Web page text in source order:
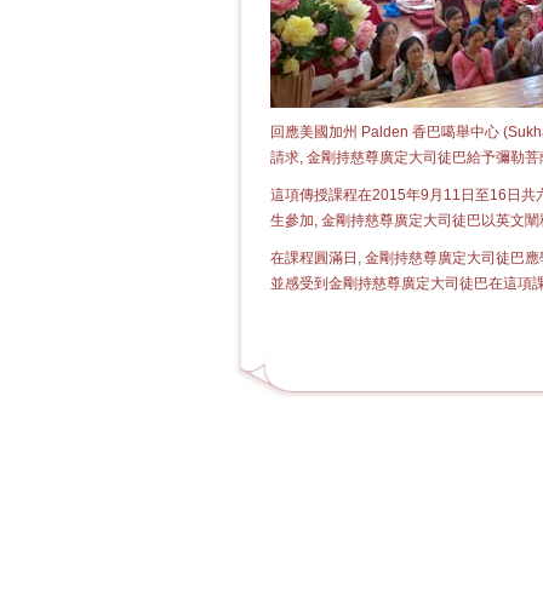
回應美國加州 Palden 香巴噶舉中心
請求, 金剛持慈尊廣定大司徒巴給予彌勒
這項傳授課程在2015年9月11日至16日共
生參加, 金剛持慈尊廣定大司徒巴以英文闡
在課程圓滿日, 金剛持慈尊廣定大司徒巴
並感受到金剛持慈尊廣定大司徒巴在這項